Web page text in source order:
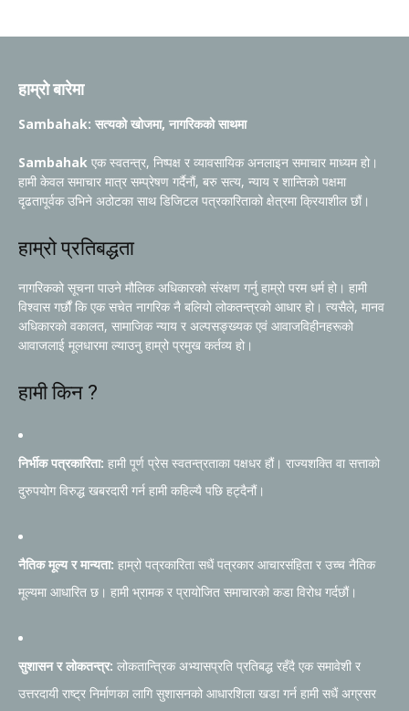
हाम्रो बारेमा
Sambahak: सत्यको खोजमा, नागरिकको साथमा
Sambahak एक स्वतन्त्र, निष्पक्ष र व्यावसायिक अनलाइन समाचार माध्यम हो।
हामी केवल समाचार मात्र सम्प्रेषण गर्दैनौं, बरु सत्य, न्याय र शान्तिको पक्षमा
दृढतापूर्वक उभिने अठोटका साथ डिजिटल पत्रकारिताको क्षेत्रमा क्रियाशील छौं।
हाम्रो प्रतिबद्धता
नागरिकको सूचना पाउने मौलिक अधिकारको संरक्षण गर्नु हाम्रो परम धर्म हो। हामी
विश्वास गर्छौं कि एक सचेत नागरिक नै बलियो लोकतन्त्रको आधार हो। त्यसैले, मानव
अधिकारको वकालत, सामाजिक न्याय र अल्पसङ्ख्यक एवं आवाजविहीनहरूको
आवाजलाई मूलधारमा ल्याउनु हाम्रो प्रमुख कर्तव्य हो।
हामी किन ?
निर्भीक पत्रकारिता: हामी पूर्ण प्रेस स्वतन्त्रताका पक्षधर हौं। राज्यशक्ति वा सत्ताको
दुरुपयोग विरुद्ध खबरदारी गर्न हामी कहिल्यै पछि हट्दैनौं।
नैतिक मूल्य र मान्यता: हाम्रो पत्रकारिता सधैं पत्रकार आचारसंहिता र उच्च नैतिक
मूल्यमा आधारित छ। हामी भ्रामक र प्रायोजित समाचारको कडा विरोध गर्दछौं।
सुशासन र लोकतन्त्र: लोकतान्त्रिक अभ्यासप्रति प्रतिबद्ध रहँदै एक समावेशी र
उत्तरदायी राष्ट्र निर्माणका लागि सुशासनको आधारशिला खडा गर्न हामी सधैं अग्रसर